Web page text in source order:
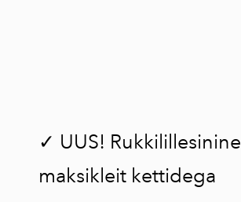
✓ UUS! Rukkilillesinine
maksikleit kettidega